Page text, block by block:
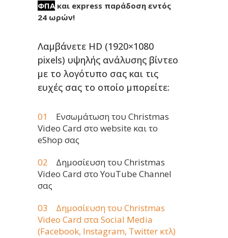
ΦΠΑ και express παράδοση εντός
24 ωρών!
Λαμβάνετε ΗD (1920×1080
pixels) υψηλής ανάλυσης βίντεο
με το λογότυπο σας και τις
ευχές σας το οποίο μπορείτε:
Ενσωμάτωση του Christmas
Video Card στο website και το
eShop σας
Δημοσίευση του Christmas
Video Card στο YouTube Channel
σας
Δημοσίευση του Christmas
Video Card στα Social Media
(Facebook, Instagram, Twitter κτλ)